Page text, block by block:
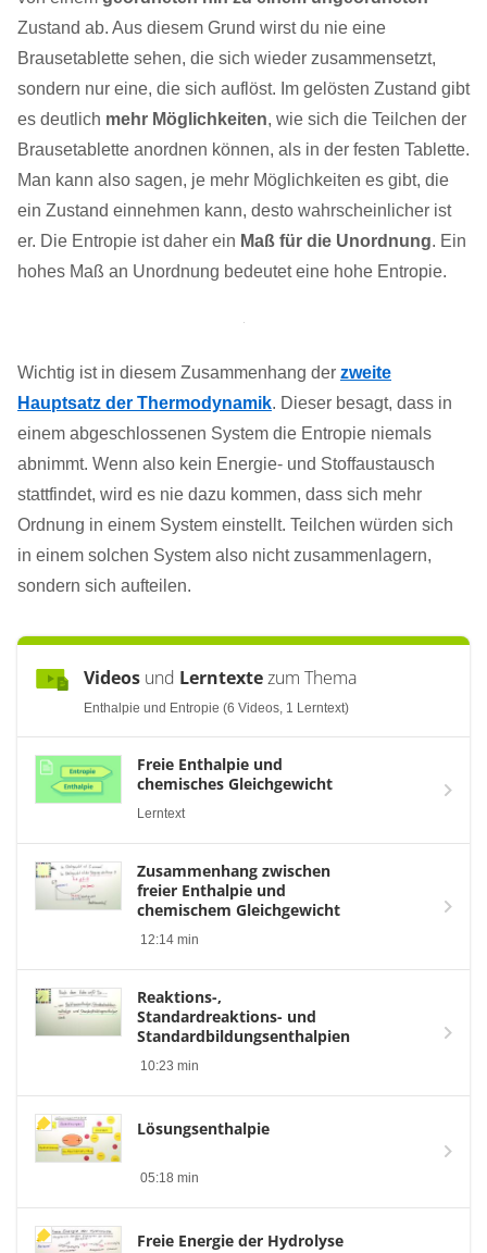
Zustand ab. Aus diesem Grund wirst du nie eine
Brausetablette sehen, die sich wieder zusammensetzt,
sondern nur eine, die sich auflöst. Im gelösten Zustand gibt
es deutlich mehr Möglichkeiten, wie sich die Teilchen der
Brausetablette anordnen können, als in der festen Tablette.
Man kann also sagen, je mehr Möglichkeiten es gibt, die
ein Zustand einnehmen kann, desto wahrscheinlicher ist
er. Die Entropie ist daher ein Maß für die Unordnung. Ein
hohes Maß an Unordnung bedeutet eine hohe Entropie.
Wichtig ist in diesem Zusammenhang der zweite
Hauptsatz der Thermodynamik. Dieser besagt, dass in
einem abgeschlossenen System die Entropie niemals
abnimmt. Wenn also kein Energie- und Stoffaustausch
stattfindet, wird es nie dazu kommen, dass sich mehr
Ordnung in einem System einstellt. Teilchen würden sich
in einem solchen System also nicht zusammenlagern,
sondern sich aufteilen.
Videos und Lerntextezum Thema
Enthalpie und Entropie (6 Videos, 1 Lerntext)
Freie Enthalpie und
chemisches Gleichgewicht
Lerntext
Zusammenhang zwischen
freier Enthalpie und
chemischem Gleichgewicht
12:14 min
Reaktions-,
Standardreaktions- und
Standardbildungsenthalpien
10:23 min
Lösungsenthalpie
05:18 min
Freie Energie der Hydrolyse